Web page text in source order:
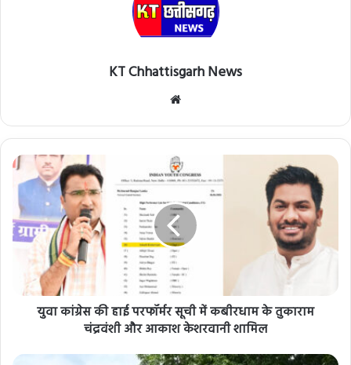
KT Chhattisgarh News
युवा कांग्रेस की हाई परफॉर्मर सूची में कबीरधाम के तुकाराम
चंद्रवंशी और आकाश केशरवानी शामिल